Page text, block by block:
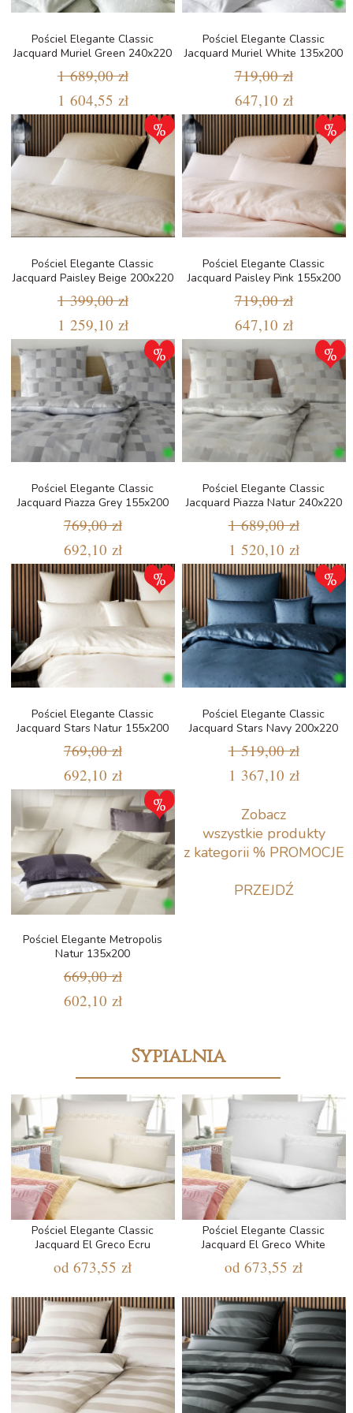
Pościel Elegante Classic
Jacquard Muriel Green 240x220
1 689,00 zł
1 604,55 zł
Pościel Elegante Classic
Jacquard Muriel White 135x200
719,00 zł
647,10 zł
Pościel Elegante Classic
Jacquard Paisley Beige 200x220
1 399,00 zł
1 259,10 zł
Pościel Elegante Classic
Jacquard Paisley Pink 155x200
719,00 zł
647,10 zł
Pościel Elegante Classic
Jacquard Piazza Grey 155x200
769,00 zł
692,10 zł
Pościel Elegante Classic
Jacquard Piazza Natur 240x220
1 689,00 zł
1 520,10 zł
Pościel Elegante Classic
Jacquard Stars Natur 155x200
769,00 zł
692,10 zł
Pościel Elegante Classic
Jacquard Stars Navy 200x220
1 519,00 zł
1 367,10 zł
Pościel Elegante Metropolis
Natur 135x200
669,00 zł
602,10 zł
Zobacz
wszystkie produkty
z kategorii % PROMOCJE
PRZEJDŹ
Sypialnia
Pościel Elegante Classic
Jacquard El Greco Ecru
od 673,55 zł
Pościel Elegante Classic
Jacquard El Greco White
od 673,55 zł